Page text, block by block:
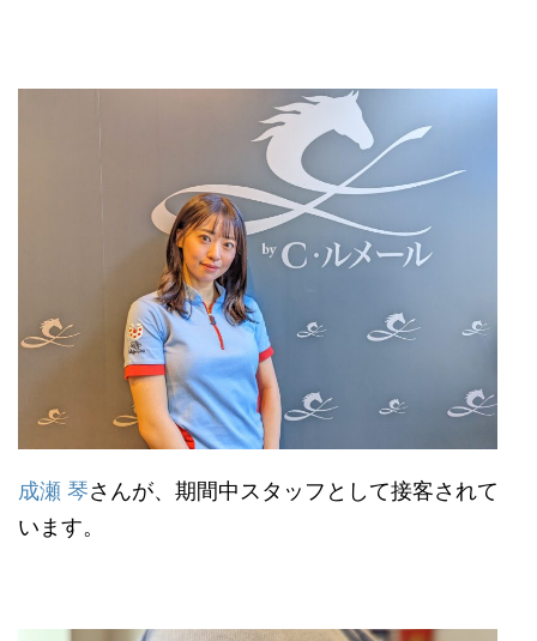
成瀬 琴さんが、期間中スタッフとして接客されて
います。